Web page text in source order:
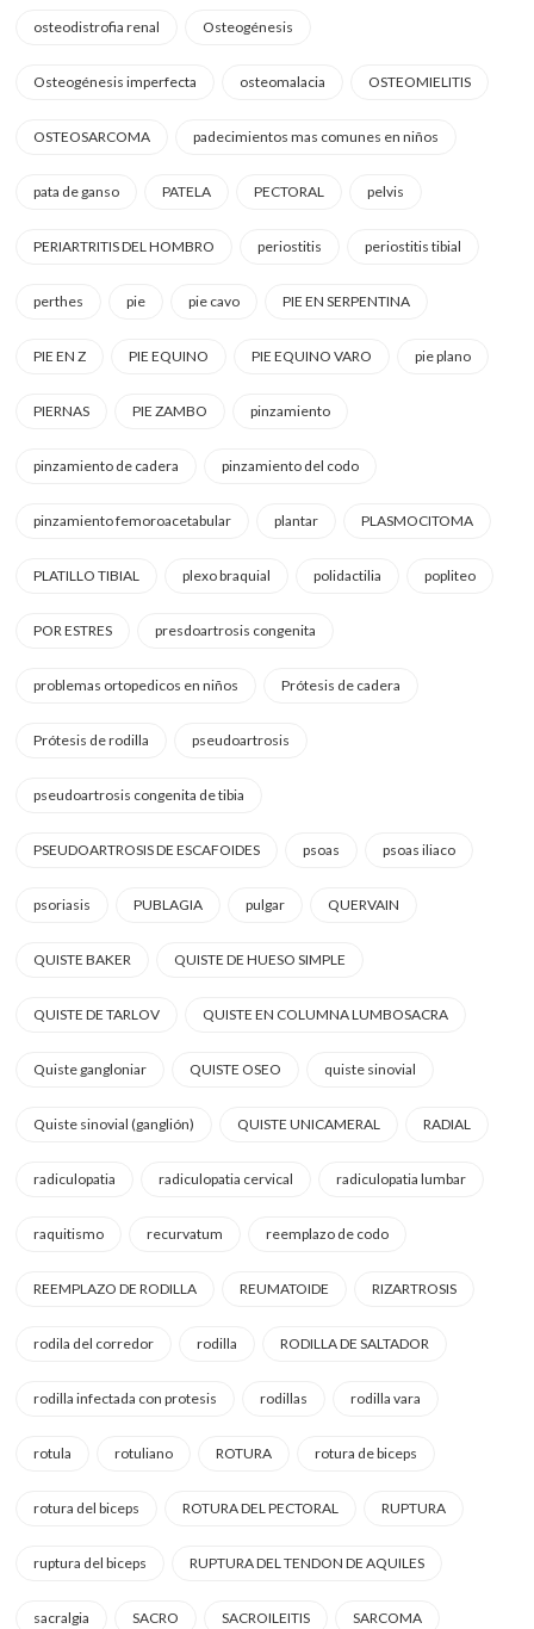
osteodistrofia renal Osteogénesis
Osteogénesis imperfecta osteomalacia OSTEOMIELITIS
OSTEOSARCOMA padecimientos mas comunes en niños
pata de ganso PATELA PECTORAL pelvis
PERIARTRITIS DEL HOMBRO periostitis periostitis tibial
perthes pie pie cavo PIE EN SERPENTINA
PIE EN Z PIE EQUINO PIE EQUINO VARO pie plano
PIERNAS PIE ZAMBO pinzamiento
pinzamiento de cadera pinzamiento del codo
pinzamiento femoroacetabular plantar PLASMOCITOMA
PLATILLO TIBIAL plexo braquial polidactilia popliteo
POR ESTRES presdoartrosis congenita
problemas ortopedicos en niños Prótesis de cadera
Prótesis de rodilla pseudoartrosis
pseudoartrosis congenita de tibia
PSEUDOARTROSIS DE ESCAFOIDES psoas psoas iliaco
psoriasis PUBLAGIA pulgar QUERVAIN
QUISTE BAKER QUISTE DE HUESO SIMPLE
QUISTE DE TARLOV QUISTE EN COLUMNA LUMBOSACRA
Quiste gangloniar QUISTE OSEO quiste sinovial
Quiste sinovial (ganglión) QUISTE UNICAMERAL RADIAL
radiculopatia radiculopatia cervical radiculopatia lumbar
raquitismo recurvatum reemplazo de codo
REEMPLAZO DE RODILLA REUMATOIDE RIZARTROSIS
rodila del corredor rodilla RODILLA DE SALTADOR
rodilla infectada con protesis rodillas rodilla vara
rotula rotuliano ROTURA rotura de biceps
rotura del biceps ROTURA DEL PECTORAL RUPTURA
ruptura del biceps RUPTURA DEL TENDON DE AQUILES
sacralgia SACRO SACROILEITIS SARCOMA